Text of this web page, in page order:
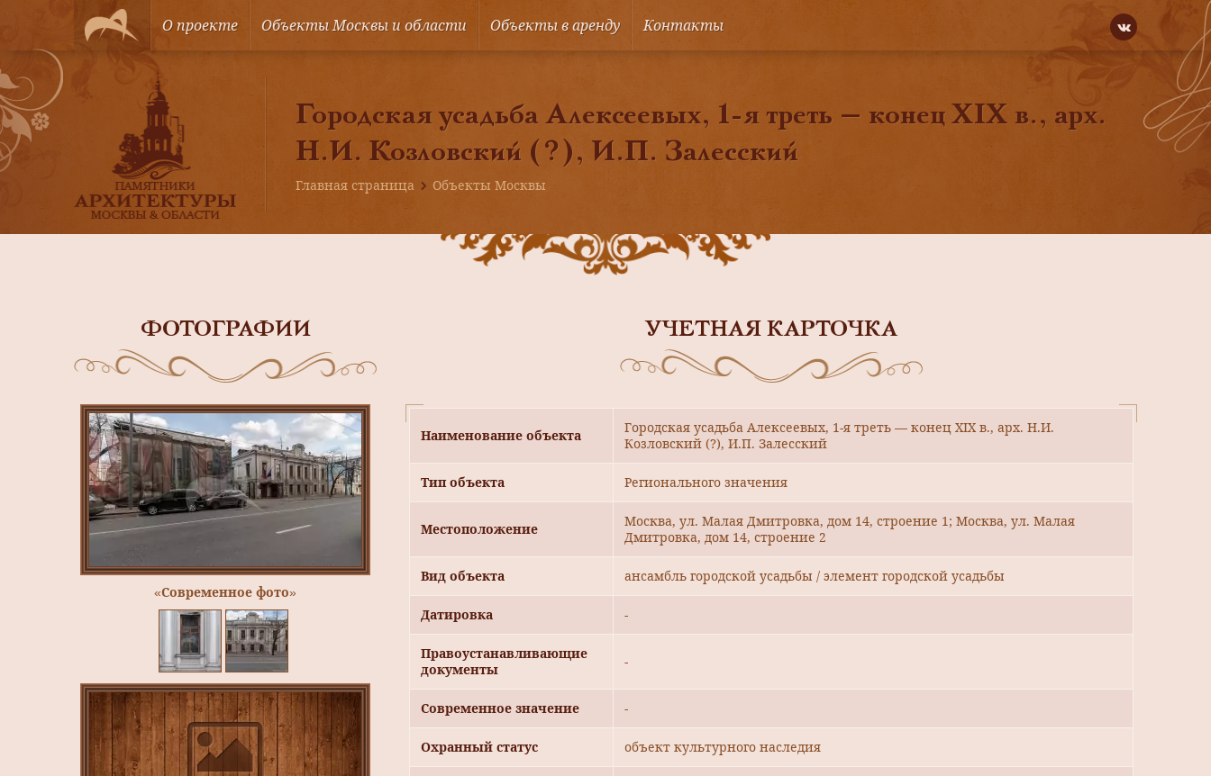
О проекте Объекты Москвы и области Объекты в аренду Контакты
Городская усадьба Алексеевых, 1-я треть — конец XIX в., арх.
Н.И. Козловский (?), И.П. Залесский
Главная страница Объекты Москвы
ФОТОГРАФИИ
«Современное фото»
УЧЕТНАЯ КАРТОЧКА
Наименование объекта
Городская усадьба Алексеевых, 1-я треть — конец XIX в., арх. Н.И.
Козловский (?), И.П. Залесский
Тип объекта Регионального значения
Местоположение
Москва, ул. Малая Дмитровка, дом 14, строение 1; Москва, ул. Малая
Дмитровка, дом 14, строение 2
Вид объекта ансамбль городской усадьбы / элемент городской усадьбы
Датировка -
Правоустанавливающие
документы
-
Современное значение -
Охранный статус объект культурного наследия